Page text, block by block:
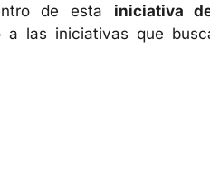
de esta iniciativa
a las iniciativas que